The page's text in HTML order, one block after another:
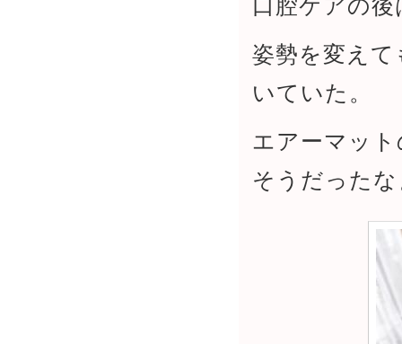
口腔ケアの
姿勢を変え
いていた。
エアーマッ
そうだった